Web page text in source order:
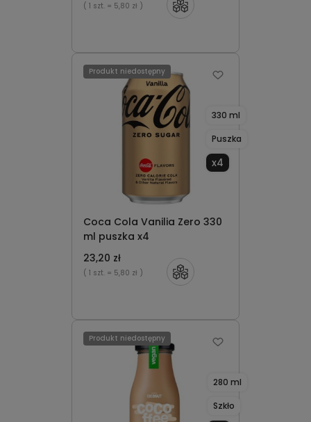
( 1 szt. = 5,80 zł )
Coca Cola Vanilia Zero 330
ml puszka x4
330 ml
Puszka
x4
23,20 zł
( 1 szt. = 5,80 zł )
Produkt niedostępny
280 ml
Szkło
Produkt niedostępny